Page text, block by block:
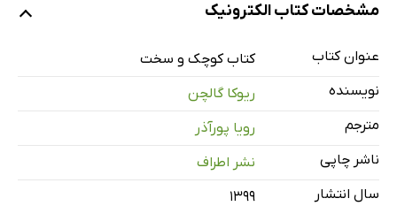
3- خیلی خیلی وقت پیش، اواخر ماه اوت
7- مراسم محموله‌ها‌ی دریایی
8- اسرار سلیقه
مشخصات کتاب الکترونیک
عنوان کتاب
کتاب کوچک و سخت
نویسنده
ریوکا گالچن
مترجم
رویا پورآذر
ناشر چاپی
نشر اطراف
سال انتشار
۱۳۹۹